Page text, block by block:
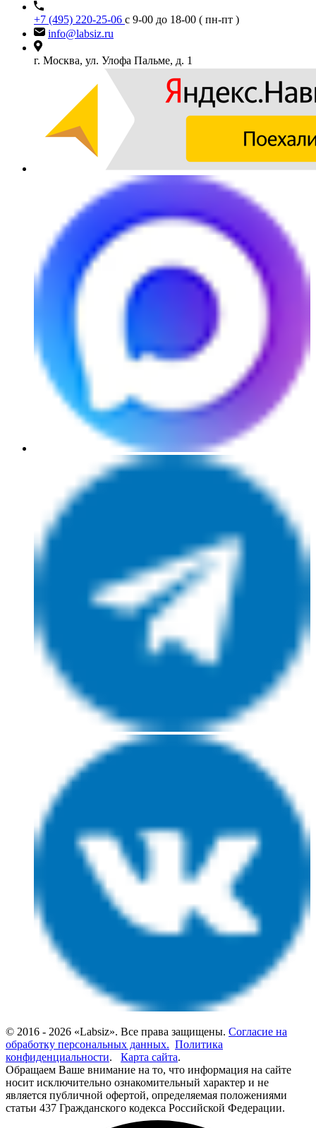
+7 (495) 220-25-06 с 9-00 до 18-00 ( пн-пт )
info@labsiz.ru
г. Москва, ул. Улофа Пальме, д. 1
© 2016 - 2026 «Labsiz». Все права защищены. Согласие на
обработку персональных данных. Политика
конфиденциальности. Карта сайта.
Обращаем Ваше внимание на то, что информация на сайте
носит исключительно ознакомительный характер и не
является публичной офертой, определяемая положениями
статьи 437 Гражданского кодекса Российской Федерации.